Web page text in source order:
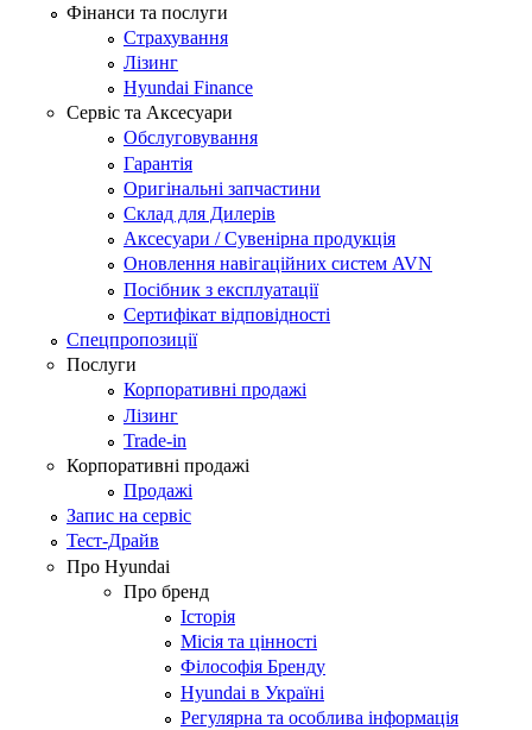
Фінанси та послуги
Страхування
Лізинг
Hyundai Finance
Сервіс та Аксесуари
Обслуговування
Гарантія
Оригінальні запчастини
Склад для Дилерів
Аксесуари / Сувенірна продукція
Оновлення навігаційних систем AVN
Посібник з експлуатації
Сертифікат відповідності
Спецпропозиції
Послуги
Корпоративні продажі
Лізинг
Trade-in
Корпоративні продажі
Продажі
Запис на сервіс
Тест-Драйв
Про Hyundai
Про бренд
Історія
Місія та цінності
Філософія Бренду
Hyundai в Україні
Регулярна та особлива інформація